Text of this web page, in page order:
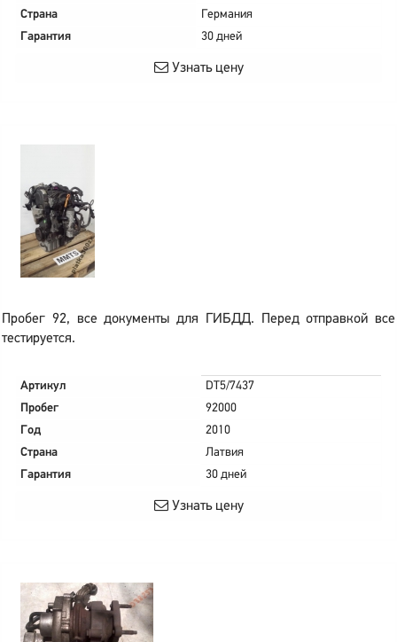
Страна
Германия
Гарантия
30 дней
Узнать цену
Пробег 92, все документы для ГИБДД. Перед отправкой все
тестируется.
Артикул
DT5/7437
Пробег
92000
Год
2010
Страна
Латвия
Гарантия
30 дней
Узнать цену